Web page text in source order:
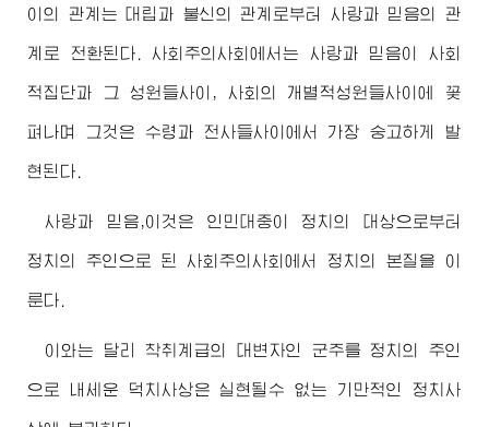
이의 관계는 대립과 불신의 관계로부터 사랑과 믿음의 관
계로 전환된다. 사회주의사회에서는 사랑과 믿음이 사회
적집단과 그 성원들사이, 사회의 개별적성원들사이에 꽃
펴나며 그것은 수령 과 전사들사이에서 가장 숭고하게 발
현된다.
사랑과 믿음,이것은 인민대중이 정치의 대상으로부터
정치의 주인으로 된 사회주의사회에서 정치의 본질을 이
룬다.
이와는 달리 착취계급의 대변자인 군주를 정치의 주인
으로 내세운 덕치사상은 실현될수 없는 기만적인 정치사